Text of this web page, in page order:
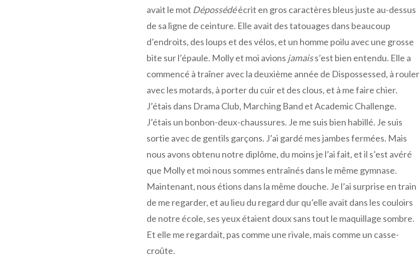
avait le mot Dépossédéécrit en gros caractères bleus juste au-dessus
de sa ligne de ceinture. Elle avait des tatouages ​​dans beaucoup
d’endroits, des loups et des vélos, et un homme poilu avec une grosse
bite sur l’épaule. Molly et moi avions jamaiss’est bien entendu. Elle a
commencé à traîner avec la deuxième année de Dispossessed, à rouler
avec les motards, à porter du cuir et des clous, et à me faire chier.
J’étais dans Drama Club, Marching Band et Academic Challenge.
J’étais un bonbon-deux-chaussures. Je me suis bien habillé. Je suis
sortie avec de gentils garçons. J’ai gardé mes jambes fermées. Mais
nous avons obtenu notre diplôme, du moins je l’ai fait, et il s’est avéré
que Molly et moi nous sommes entraînés dans le même gymnase.
Maintenant, nous étions dans la même douche. Je l’ai surprise en train
de me regarder, et au lieu du regard dur qu’elle avait dans les couloirs
de notre école, ses yeux étaient doux sans tout le maquillage sombre.
Et elle me regardait, pas comme une rivale, mais comme un casse-
croûte.